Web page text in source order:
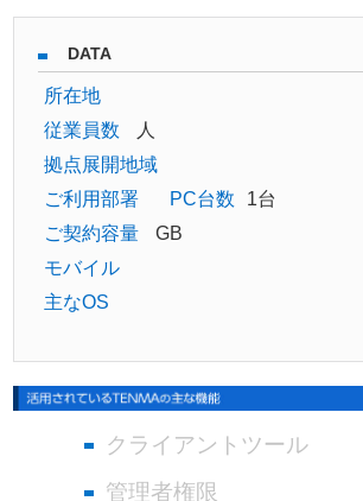
DATA
所在地
従業員数
人
拠点展開地域
ご利用部署
PC台数
1台
ご契約容量
GB
モバイル
主なOS
クライアントツール
管理者権限